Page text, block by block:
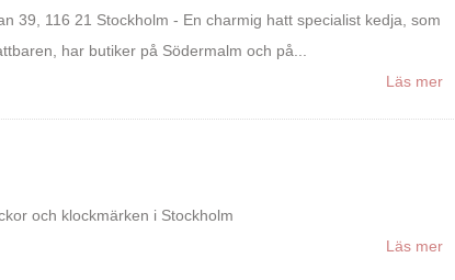
39, 116 21 Stockholm - En charmig hatt specialist kedja, som
har butiker på Södermalm och på...
Läs mer
och klockmärken i Stockholm
Läs mer